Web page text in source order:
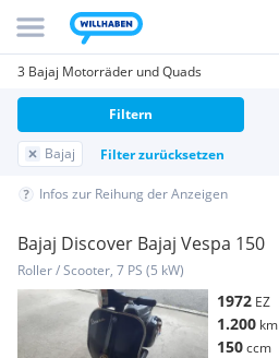
3 Bajaj Motorräder und Quads
Bajaj Filter zurücksetzen
Filtern
Infos zur Reihung der Anzeigen
Bajaj Discover Bajaj Vespa 150
Roller / Scooter, 7 PS (5 kW)
1972 EZ
1.200 km
150ccm